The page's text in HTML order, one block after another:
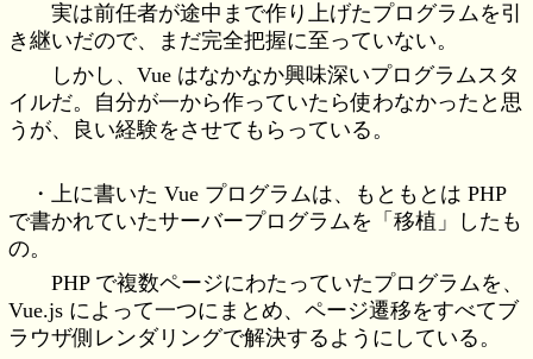
実は前任者が途中まで作り上げたプログラムを引
き継いだので、まだ完全把握に至っていない。
しかし、Vue はなかなか興味深いプログラムスタ
イルだ。自分が一から作っていたら使わなかったと思
うが、良い経験をさせてもらっている。
・上に書いた Vue プログラムは、もともとは PHP
で書かれていたサーバープログラムを「移植」したも
の。
PHP で複数ページにわたっていたプログラムを、
Vue.js によって一つにまとめ、ページ遷移をすべてブ
ラウザ側レンダリングで解決するようにしている。